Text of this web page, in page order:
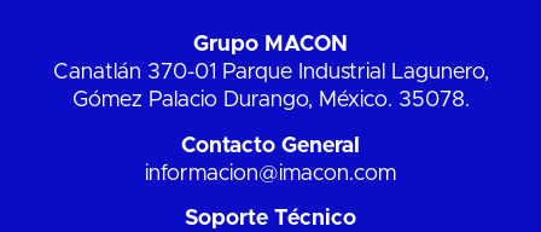
Grupo MACON
Canatlán 370-01 Parque Industrial Lagunero,
Gómez Palacio Durango, México. 35078.
Contacto General
informacion@imacon.com
Soporte Técnico